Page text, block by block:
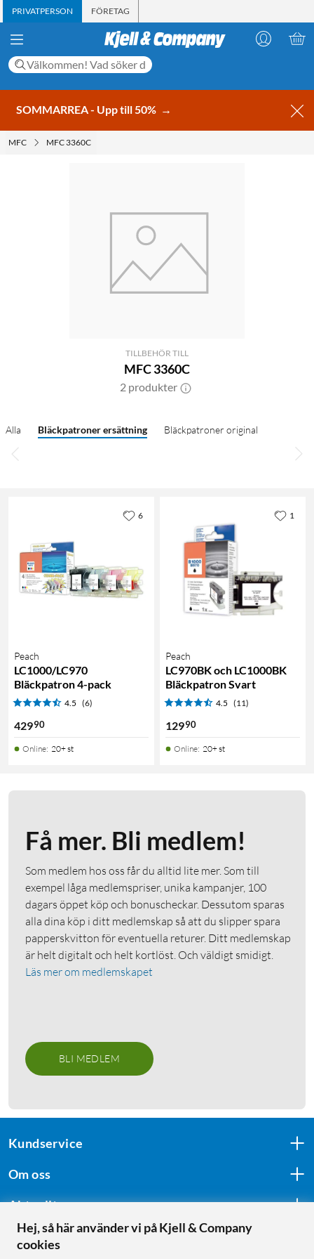
PRIVATPERSON FÖRETAG
SOMMARREA - Upp till 50% →
MFC MFC 3360C
TILLBEHÖR TILL
MFC 3360C
2 produkter
Alla Bläckpatroner ersättning Bläckpatroner original
Peach
LC1000/LC970
Bläckpatron 4-pack
4.5 (6)
42990
Online: 20+ st
6
Peach
LC970BK och LC1000BK
Bläckpatron Svart
4.5 (11)
12990
Online: 20+ st
1
Få mer. Bli medlem!
Som medlem hos oss får du alltid lite mer. Som till
exempel låga medlemspriser, unika kampanjer, 100
dagars öppet köp och bonuscheckar. Dessutom sparas
alla dina köp i ditt medlemskap så att du slipper spara
papperskvitton för eventuella returer. Ditt medlemskap
är helt digitalt och helt kortlöst. Och väldigt smidigt.
Läs mer om medlemskapet
BLI MEDLEM
Kundservice
Om oss
Aktuellt
Följ oss
Hej, så här använder vi på Kjell & Company
cookies